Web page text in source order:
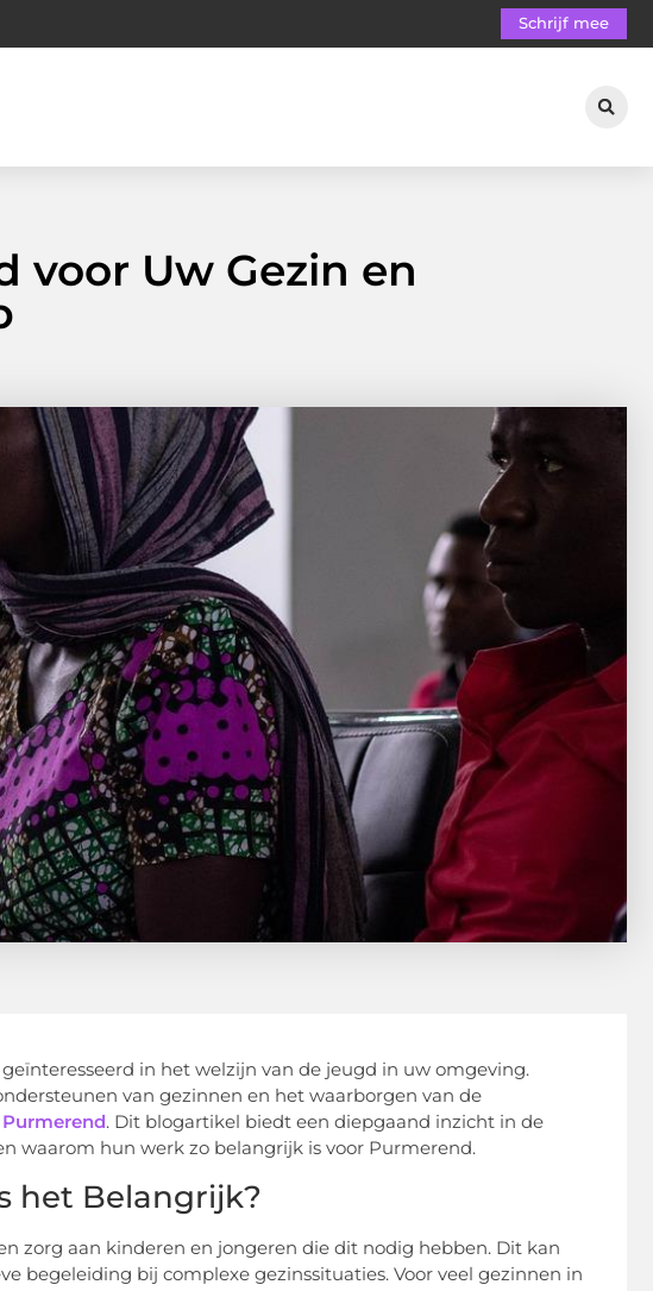
Schrijf mee
voor Uw Gezin en
in het welzijn van de jeugd in uw omgeving.
van gezinnen en het waarborgen van de
Purmerend. Dit blogartikel biedt een diepgaand inzicht in de
waarom hun werk zo belangrijk is voor Purmerend.
het Belangrijk?
zorg aan kinderen en jongeren die dit nodig hebben. Dit kan
begeleiding bij complexe gezinssituaties. Voor veel gezinnen in